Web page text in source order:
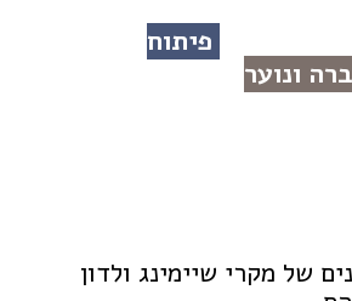
פיתוח
ונוער
של מקרי שיימינג ולדון